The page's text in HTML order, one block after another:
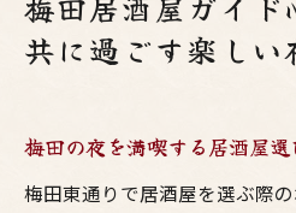
共に過ごす楽しい
梅田の夜を満喫する居酒屋選
梅田東通りで居酒屋を選ぶ際